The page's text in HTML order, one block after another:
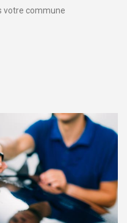
votre commune